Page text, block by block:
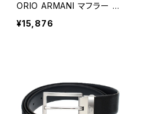
ORIO ARMANI マフラー 6
25303-2F363-00020 メ
ンズ ブラック マフラー
¥15,876